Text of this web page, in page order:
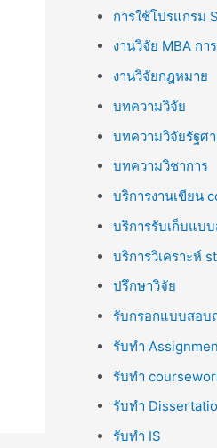
การใช้โปรแกรม
งานวิจัย MBA กา
งานวิจัยกฎหมาย
บทความวิจัย
บทความวิจัยรัฐศ
บทความวิชาการ
บริการงานเขียน
บริการรับเก็บแบ
บริการวิเคราะห์
ปรึกษาวิจัย
รับกรอกแบบสอบ
รับทำ
รับทำ
รับทำ
รับทำ IS